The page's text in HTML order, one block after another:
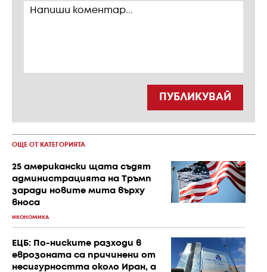
ПУБЛИКУВАЙ
ОЩЕ ОТ КАТЕГОРИЯТА
25 американски щата съдят
администрацията на Тръмп
заради новите мита върху
вноса
ИКОНОМИКА
ЕЦБ: По-ниските разходи в
еврозоната са причинени от
несигурността около Иран, а